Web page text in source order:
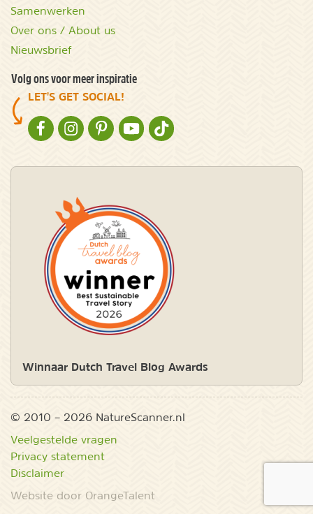
Samenwerken
Over ons / About us
Nieuwsbrief
Volg ons voor meer inspiratie
LET'S GET SOCIAL!
NATURESCANNER OP FACEBOOK
NATURESCANNER OP INSTAGRAM
NATURESCANNER OP PINTEREST
NATURESCANNER OP YOUTUBE
NATURESCANNER OP TIKTOK
Winnaar Dutch Travel Blog Awards
© 2010 – 2026 NatureScanner.nl
Veelgestelde vragen
Privacy statement
Disclaimer
Website door OrangeTalent